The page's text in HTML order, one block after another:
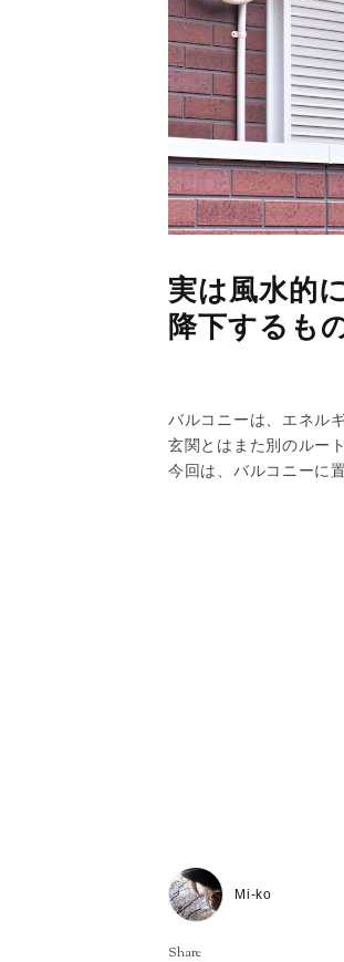
実は風水的
降下するも
バルコニーは、エネル
玄関とはまた別のルー
今回は、バルコニーに
Mi-ko
Share